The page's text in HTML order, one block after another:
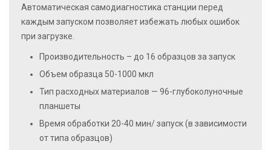
Автоматическая самодиагностика станции перед
каждым запуском позволяет избежать любых ошибок
при загрузке.
Производительность – до 16 образцов за запуск
Объем образца 50-1000 мкл
Тип расходных материалов — 96-глубоколуночные
планшеты
Время обработки 20-40 мин/ запуск (в зависимости
от типа образцов)